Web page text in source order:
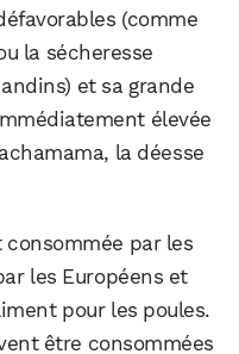
(comme
la sécheresse
et sa grande
élevée
la déesse
consommée par les
les Européens et
pour les poules.
être consommées